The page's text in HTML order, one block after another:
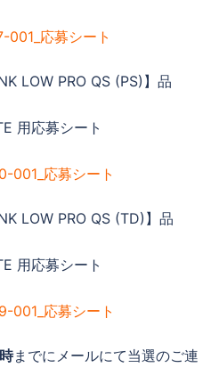
001_応募シート
LOW PRO QS (PS)】品
用応募シート
001_応募シート
LOW PRO QS (TD)】品
用応募シート
001_応募シート
までにメールにて当選のご連